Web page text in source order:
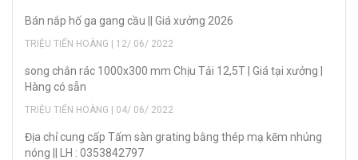
Bán nắp hố ga gang cầu || Giá xưởng 2026
TRIỆU TIẾN HOÀNG | 12/ 06/ 2022
song chắn rác 1000x300 mm Chịu Tải 12,5T | Giá tại xưởng |
Hàng có sẵn
TRIỆU TIẾN HOÀNG | 04/ 06/ 2022
Địa chỉ cung cấp Tấm sàn grating bằng thép mạ kẽm nhúng
nóng || LH : 0353842797